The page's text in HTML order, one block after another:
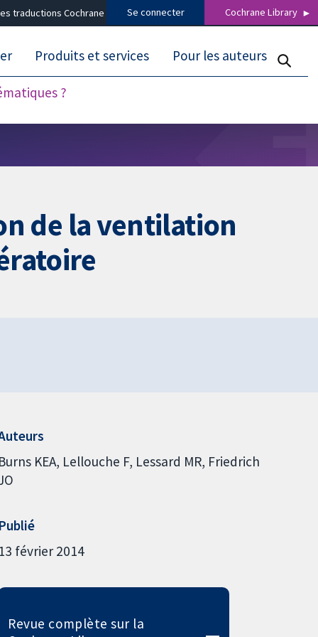
traductions Cochrane Se connecter Cochrane Library
?
Produits et services Pour les auteurs
de la ventilation
Burns KEA Lellouche F Lessard MR Friedrich
Publié
13 février 2014
Revue complète sur la